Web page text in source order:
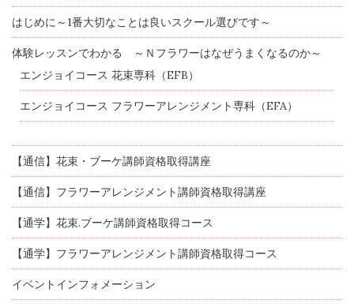
はじめに～1番大切なことは良いスクール選びです～
体験レッスンでわかる ～Ｎフラワーはなぜうまくなるのか～
エンジョイコース 花束専科（EFB）
エンジョイコース フラワーアレンジメント専科（EFA）
【通信】花束・ブーケ講師資格取得講座
【通信】フラワーアレンジメント講師資格取得講座
【通学】花束.ブーケ講師資格取得コース
【通学】フラワーアレンジメント講師資格取得コース
イベントインフォメーション